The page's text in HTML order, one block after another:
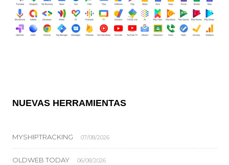
NUEVAS HERRAMIENTAS
MYSHIPTRACKING 07/08/2026
OLDWEB.TODAY 06/08/2026